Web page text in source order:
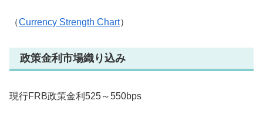
（Currency Strength Chart）
政策金利市場織り込み
現行FRB政策金利525～550bps